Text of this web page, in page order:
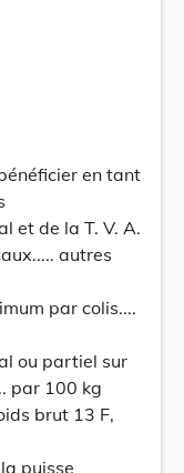
en tant
et de la T. V. A.
autres
par colis....
ou partiel sur
par 100 kg
brut 13 F,
puisse